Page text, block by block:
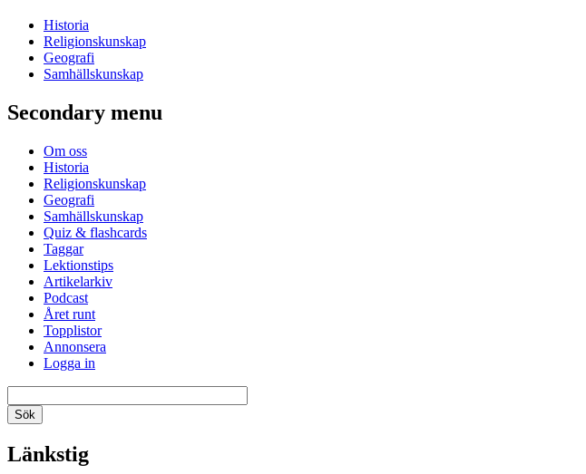
Historia
Religionskunskap
Geografi
Samhällskunskap
Secondary menu
Om oss
Historia
Religionskunskap
Geografi
Samhällskunskap
Quiz & flashcards
Taggar
Lektionstips
Artikelarkiv
Podcast
Året runt
Topplistor
Annonsera
Logga in
Länkstig